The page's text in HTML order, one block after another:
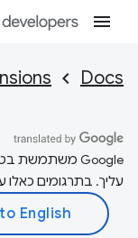
Docs
עליך. בתרגומים כאלו